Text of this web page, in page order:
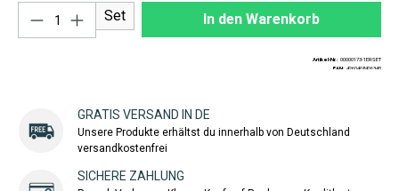
Produkt Anzahl: Gib den gewünschten
Set In den Warenkorb
Artikel-Nr.: 00000173-1ERSET
EAN: 4260408426345
GRATIS VERSAND IN DE
Unsere Produkte erhältst du innerhalb von Deutschland
versandkostenfrei
SICHERE ZAHLUNG